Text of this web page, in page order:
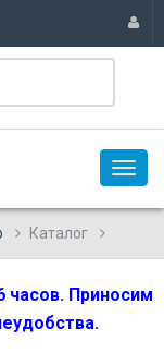
Каталог
часов. Приносим